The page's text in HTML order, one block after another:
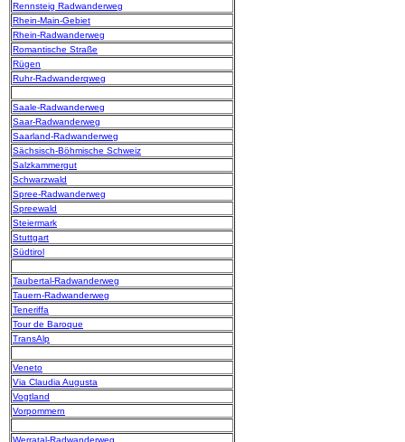
Rennsteig Radwanderweg
Rhein-Main-Gebiet
Rhein-Radwanderweg
Romantische Straße
Rügen
Ruhr-Radwanderqweg
Saale-Radwanderweg
Saar-Radwanderweg
Saarland-Radwanderweg
Sächsisch-Böhmische Schweiz
Salzkammergut
Schwarzwald
Spree-Radwanderweg
Spreewald
Steiermark
Stuttgart
Südtirol
Taubertal-Radwanderweg
Tauern-Radwanderweg
Teneriffa
Tour de Baroque
TransAlp
Veneto
Via Claudia Augusta
Vogtland
Vorpommern
Werratal-Radwanderweg